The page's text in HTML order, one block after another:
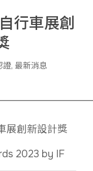
行車展創
證, 最新消息
展創新設計獎
2023 by IF